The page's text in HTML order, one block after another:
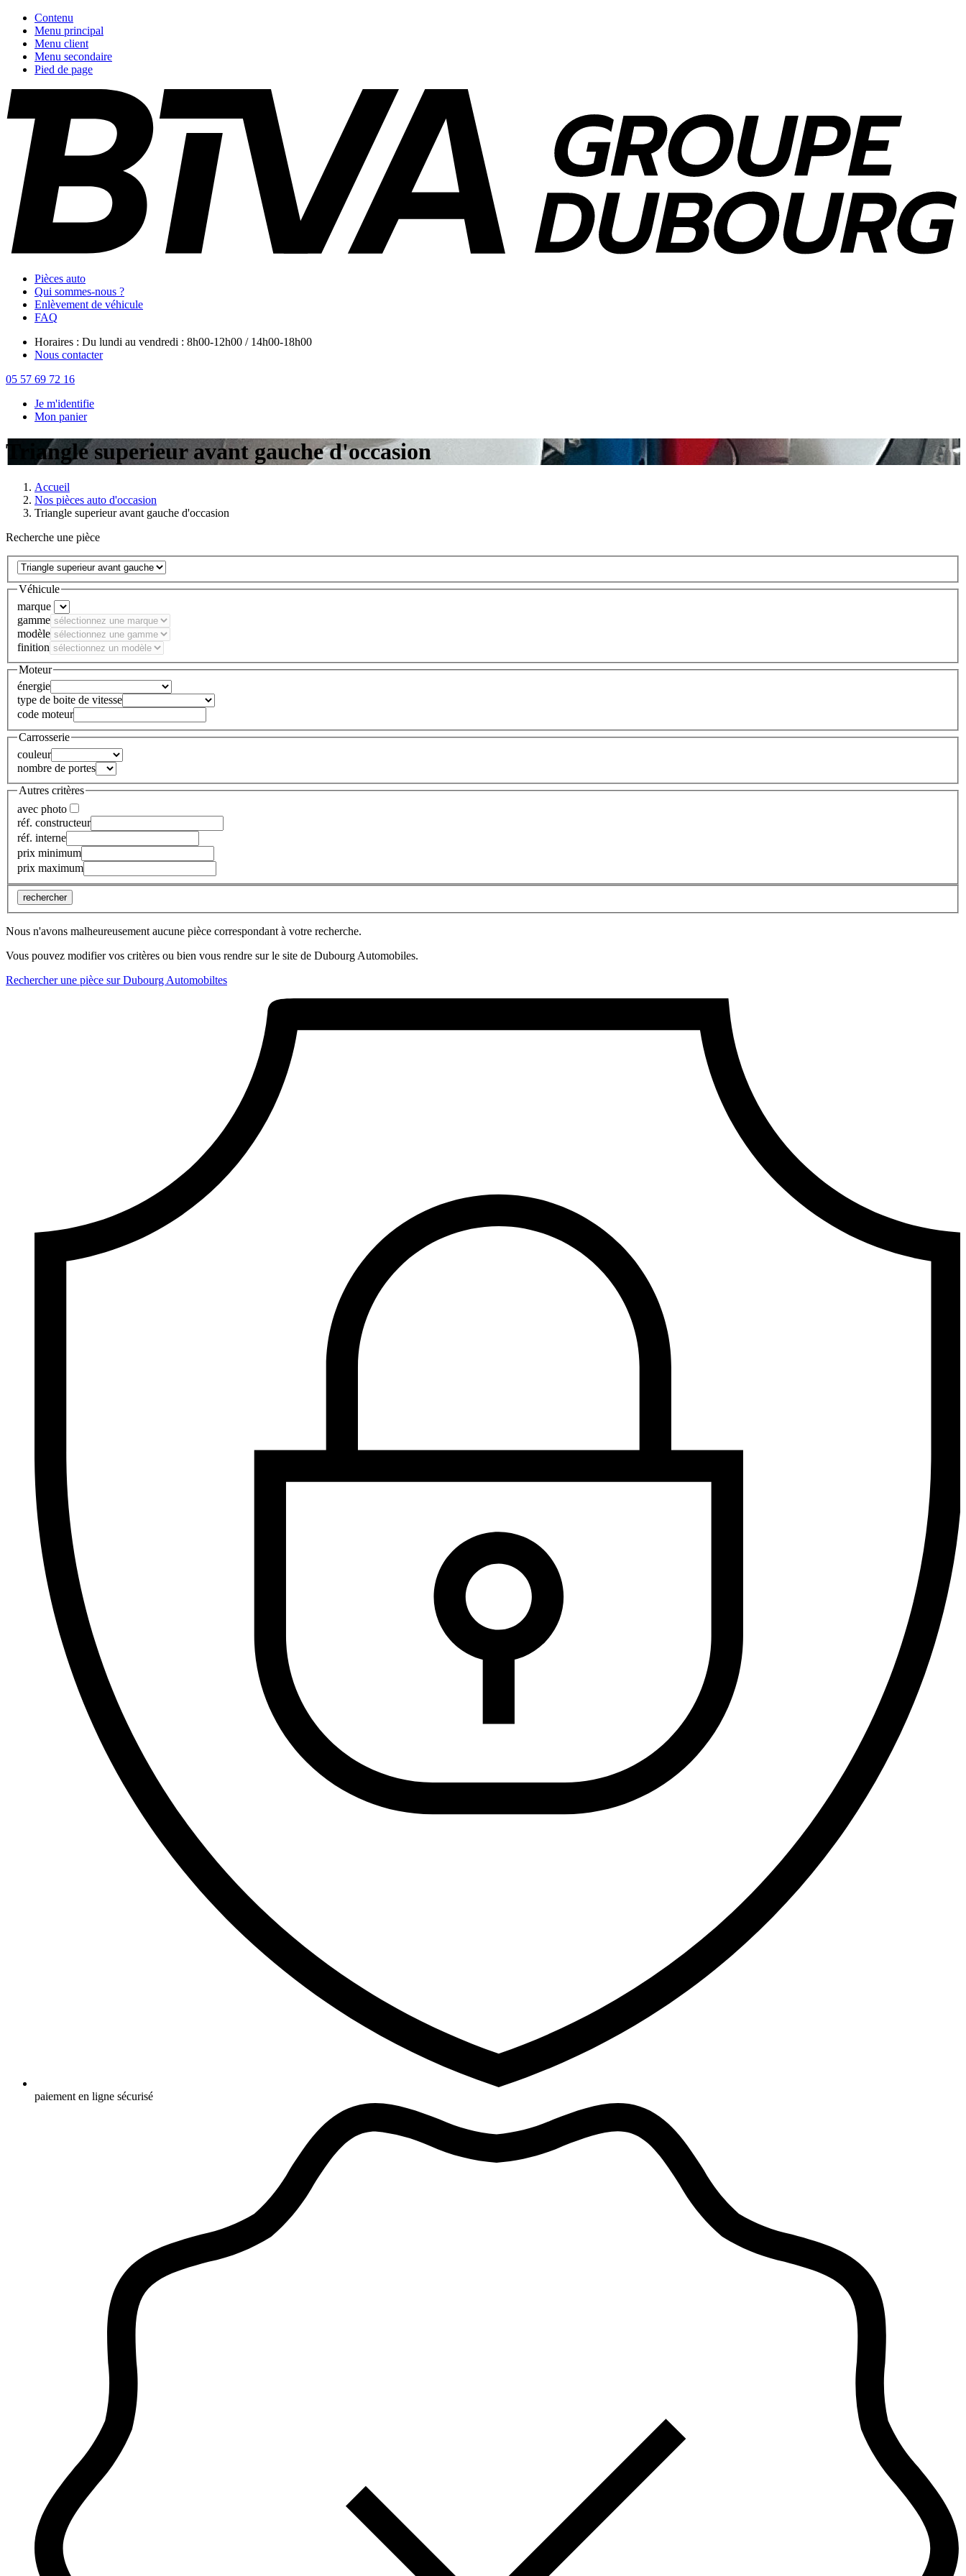
Contenu
Menu principal
Menu client
Menu secondaire
Pied de page
Pièces auto
Qui sommes-nous ?
Enlèvement de véhicule
FAQ
Horaires : Du lundi au vendredi : 8h00-12h00 / 14h00-18h00
Nous contacter
05 57 69 72 16
Je m'identifie
Mon panier
Triangle superieur avant gauche d'occasion
Accueil
Nos pièces auto d'occasion
Triangle superieur avant gauche d'occasion
Recherche une pièce
Véhicule
marque
gamme
modèle
finition
Moteur
énergie
type de boite de vitesse
code moteur
Carrosserie
couleur
nombre de portes
Autres critères
avec photo
réf. constructeur
réf. interne
prix minimum
prix maximum
rechercher
Nous n'avons malheureusement aucune pièce correspondant à votre recherche.
Vous pouvez modifier vos critères ou bien vous rendre sur le site de Dubourg Automobiles.
Rechercher une pièce sur Dubourg Automobiltes
paiement en ligne sécurisé